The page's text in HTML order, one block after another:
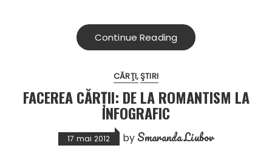
Continue Reading
CĂRŢI ŞTIRI
FACEREA CĂRȚII: DE LA ROMANTISM LA
INFOGRAFIC
17 mai 2012 by Smaranda Liubov